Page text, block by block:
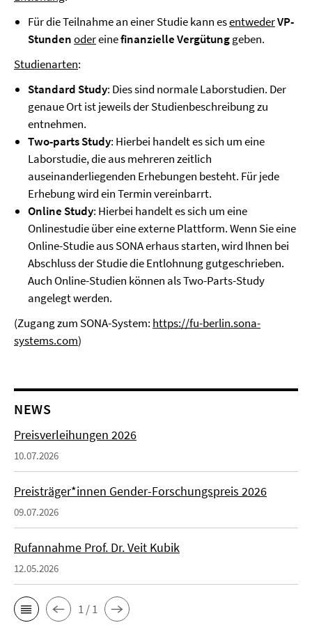
Für die Teilnahme an einer Studie kann esentwederVP-
Stundenodereinefinanzielle Vergütunggeben.
Studienarten:
Standard Study: Dies sind normale Laborstudien. Der
genaue Ort ist jeweils der Studienbeschreibung zu
entnehmen.
Two-parts Study: Hierbei handelt es sich um eine
Laborstudie, die aus mehreren zeitlich
auseinanderliegenden Erhebungen besteht. Für jede
Erhebung wird ein Termin vereinbarrt.
Online Study: Hierbei handelt es sich um eine
Onlinestudie über eine externe Plattform. Wenn Sie eine
Online-Studie aus SONA erhaus starten, wird Ihnen bei
Abschluss der Studie die Entlohnung gutgeschrieben.
Auch Online-Studien können als Two-Parts-Study
angelegt werden.
(Zugang zum SONA-System: https://fu-berlin.sona-
systems.com)
NEWS
Preisverleihungen 2026
10.07.2026
Preisträger*innen Gender-Forschungspreis 2026
09.07.2026
Rufannahme Prof. Dr. Veit Kubik
12.05.2026
1 / 1